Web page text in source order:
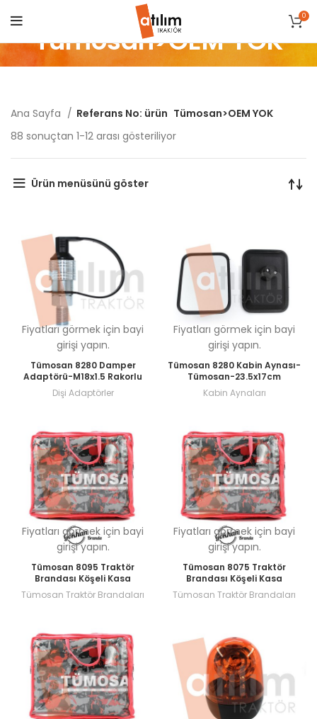
0
Tümosan>OEM YOK
Ana Sayfa Referans No: ürün Tümosan>OEM YOK
88 sonuçtan 1-12 arası gösteriliyorPopülerliğe
Ürün menüsünü göster
Fiyatları görmek için bayi
girişi yapın.
Tümosan 8280 Damper
Adaptörü-M18x1.5 Rakorlu
Dişi Adaptörler
Fiyatları görmek için bayi
girişi yapın.
Tümosan 8280 Kabin Aynası-
Tümosan-23.5x17cm
Kabin Aynaları
Fiyatları görmek için bayi
girişi yapın.
Tümosan 8095 Traktör
Brandası Köşeli Kasa
Tümosan Traktör Brandaları
Fiyatları görmek için bayi
girişi yapın.
Tümosan 8075 Traktör
Brandası Köşeli Kasa
Tümosan Traktör Brandaları